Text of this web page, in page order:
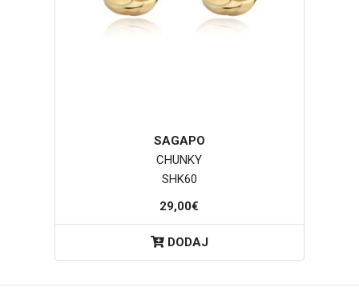
SAGAPO
CHUNKY
SHK60
29,00€
DODAJ